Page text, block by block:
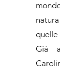
quelle
Già